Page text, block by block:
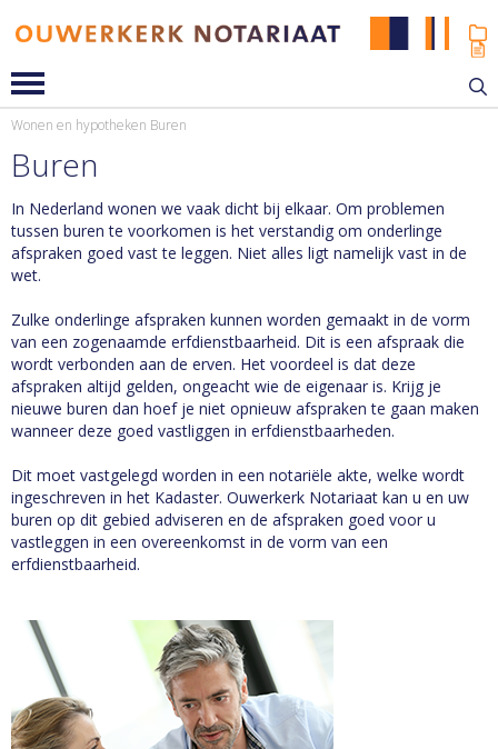
Wonen en hypotheken Buren
Buren
In Nederland wonen we vaak dicht bij elkaar. Om problemen
tussen buren te voorkomen is het verstandig om onderlinge
afspraken goed vast te leggen. Niet alles ligt namelijk vast in de
wet.
Zulke onderlinge afspraken kunnen worden gemaakt in de vorm
van een zogenaamde erfdienstbaarheid. Dit is een afspraak die
wordt verbonden aan de erven. Het voordeel is dat deze
afspraken altijd gelden, ongeacht wie de eigenaar is. Krijg je
nieuwe buren dan hoef je niet opnieuw afspraken te gaan maken
wanneer deze goed vastliggen in erfdienstbaarheden.
Dit moet vastgelegd worden in een notariële akte, welke wordt
ingeschreven in het Kadaster. Ouwerkerk Notariaat kan u en uw
buren op dit gebied adviseren en de afspraken goed voor u
vastleggen in een overeenkomst in de vorm van een
erfdienstbaarheid.